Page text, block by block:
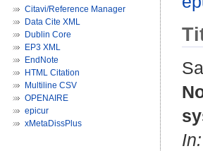
Citavi/Reference Manager
Data Cite XML
Dublin Core
EP3 XML
EndNote
HTML Citation
Multiline CSV
OPENAIRE
epicur
xMetaDissPlus
In: